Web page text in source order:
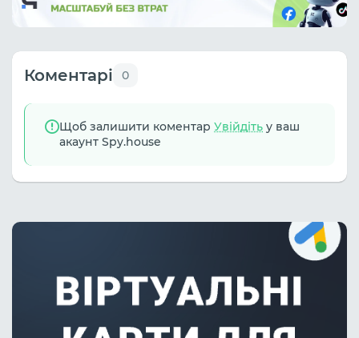
Коментарі 0
Щоб залишити коментар Увійдіть у ваш
акаунт Spy.house